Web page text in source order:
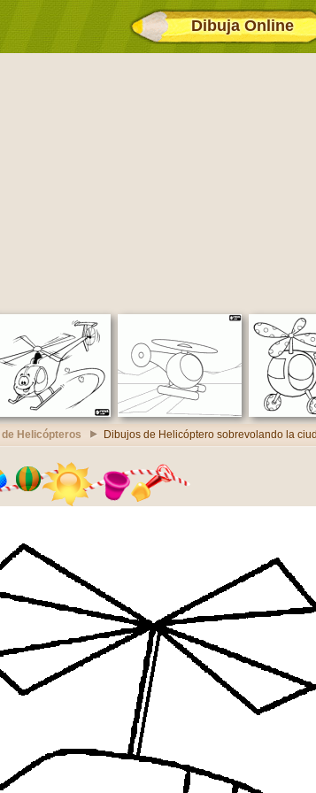
Dibuja Online
de Helicópteros Dibujos de Helicóptero sobrevolando la